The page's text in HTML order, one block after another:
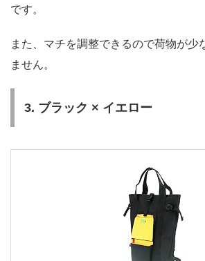
です。
また、マチを調整できるので荷物が少
ません。
3. ブラック × イエロー